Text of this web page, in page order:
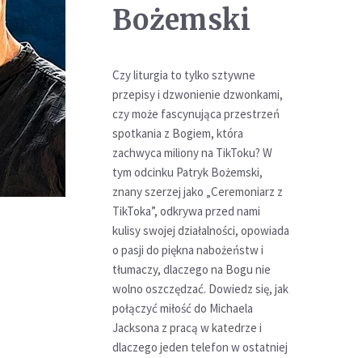
Bożemski
Czy liturgia to tylko sztywne
przepisy i dzwonienie dzwonkami,
czy może fascynująca przestrzeń
spotkania z Bogiem, która
zachwyca miliony na TikToku? W
tym odcinku Patryk Bożemski,
znany szerzej jako „Ceremoniarz z
TikToka”, odkrywa przed nami
kulisy swojej działalności, opowiada
o pasji do piękna nabożeństw i
tłumaczy, dlaczego na Bogu nie
wolno oszczędzać. Dowiedz się, jak
połączyć miłość do Michaela
Jacksona z pracą w katedrze i
dlaczego jeden telefon w ostatniej